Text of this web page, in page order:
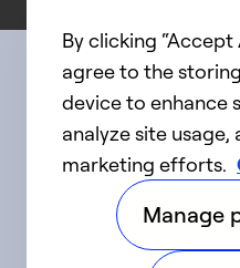
linkedIn
By clicking “Accept
agree to the
device to enhance
analyze site usage,
marketing efforts.
Manage